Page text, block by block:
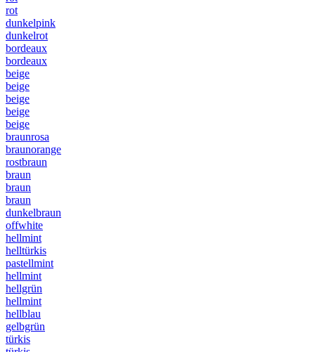
rot
dunkelpink
dunkelrot
bordeaux
bordeaux
beige
beige
beige
beige
beige
braunrosa
braunorange
rostbraun
braun
braun
braun
dunkelbraun
offwhite
hellmint
helltürkis
pastellmint
hellmint
hellgrün
hellmint
hellblau
gelbgrün
türkis